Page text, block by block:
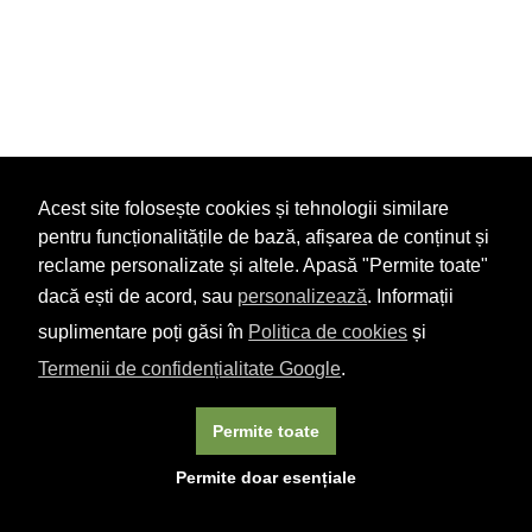
Acest site folosește cookies și tehnologii similare
pentru funcționalitățile de bază, afișarea de conținut și
reclame personalizate și altele. Apasă "Permite toate"
dacă ești de acord, sau personalizează. Informații
suplimentare poți găsi în Politica de cookies și
Termenii de confidențialitate Google.
Permite doar esențiale
Permite toate
exprimați acordul asupra folosirii cookie-urilor.